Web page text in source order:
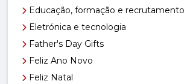
Educação, formação e recrutamento
Eletrónica e tecnologia
Father's Day Gifts
Feliz Ano Novo
Feliz Natal